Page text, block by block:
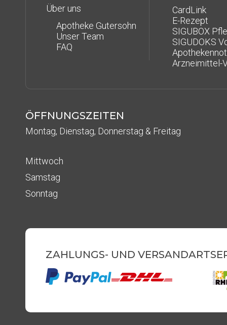
Über uns
Apotheke Gutersohn
Unser Team
FAQ
CardLink
E-Rezept
SIGUBOX
SIGUDOKS
Arzneimittel-
ÖFFNUNGSZEITEN
Montag, Dienstag, Donnerstag & Freitag
Mittwoch
Samstag
Sonntag
ZAHLUNGS- UND VERSANDART